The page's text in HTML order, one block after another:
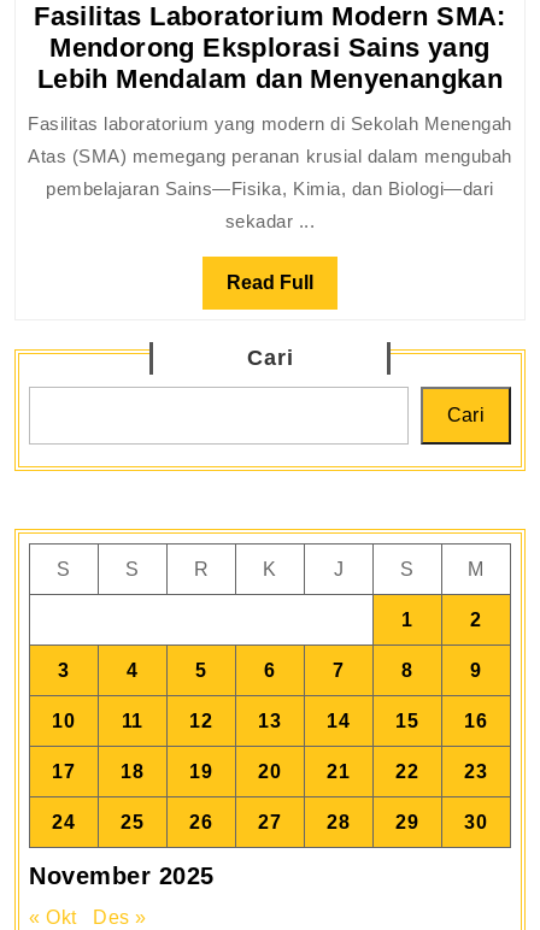
Fasilitas Laboratorium Modern SMA:
Mendorong Eksplorasi Sains yang
Lebih Mendalam dan Menyenangkan
Fasilitas laboratorium yang modern di Sekolah Menengah
Atas (SMA) memegang peranan krusial dalam mengubah
pembelajaran Sains—Fisika, Kimia, dan Biologi—dari
sekadar ...
Read Full Read
Full
Cari
Cari
November 2025
S S R K J S M
1 2
3 4 5 6 7 8 9
10 11 12 13 14 15 16
17 18 19 20 21 22 23
24 25 26 27 28 29 30
« Okt Des »